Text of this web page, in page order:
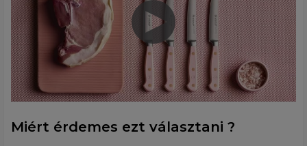
Miért érdemes ezt választani ?